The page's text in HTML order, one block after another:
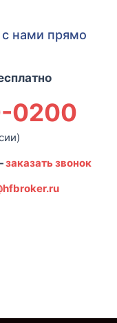
нами прямо
0200
заказать звонок